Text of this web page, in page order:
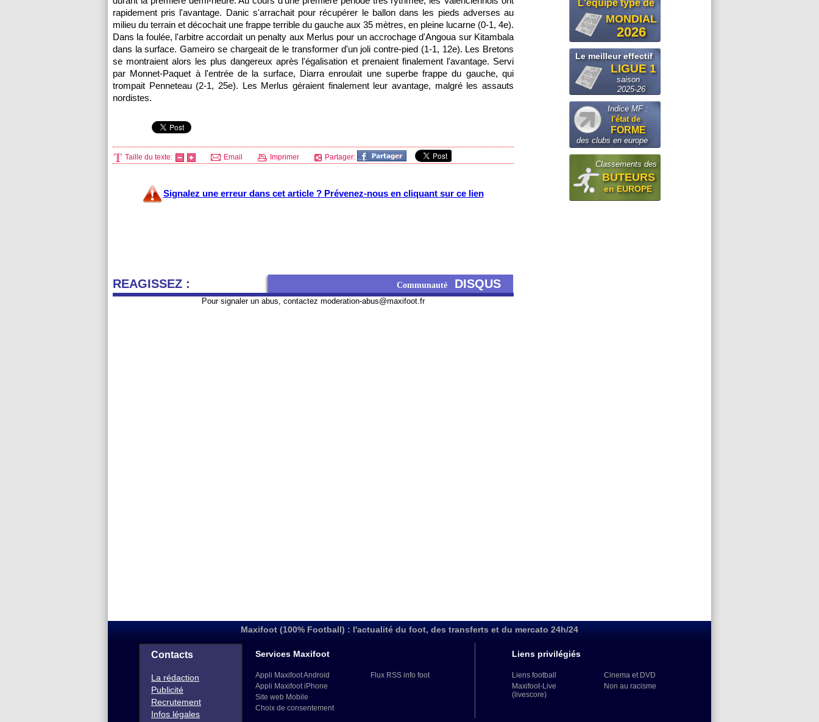
rapidement pris l'avantage. Danic s'arrachait pour récupérer le ballon dans les pieds adverses au
milieu du terrain et décochait une frappe terrible du gauche aux 35 mètres, en pleine lucarne (0-1, 4e).
Dans la foulée, l'arbitre accordait un penalty aux Merlus pour un accrochage d'Angoua sur Kitambala
dans la surface. Gameiro se chargeait de le transformer d'un joli contre-pied (1-1, 12e). Les Bretons
se montraient alors les plus dangereux après l'égalisation et prenaient finalement l'avantage. Servi
par Monnet-Paquet à l'entrée de la surface, Diarra enroulait une superbe frappe du gauche, qui
trompait Penneteau (2-1, 25e). Les Merlus géraient finalement leur avantage, malgré les assauts
nordistes.
Taille du texte: Email Imprimer Partager:
Signalez une erreur dans cet article ? Prévenez-nous en cliquant sur ce lien
REAGISSEZ : Communauté DISQUS
Pour signaler un abus, contactez moderation-abus@maxifoot.fr
L'equipe type de
MONDIAL
2026
Le meilleur effectif
LIGUE 1
saison
2025-26
Indice MF :
l'état de
FORME
des clubs en europe
Classements des
BUTEURS
en EUROPE
Maxifoot (100% Football) : l'actualité du foot, des transferts et du mercato 24h/24
Contacts
La rédaction
Publicité
Recrutement
Infos légales
Services Maxifoot
Appli Maxifoot Android
Appli Maxifoot iPhone
Site web Mobile
Choix de consentement
Flux RSS info foot
Liens privilégiés
Liens football
Maxifoot-Live
(livescore)
Cinema et DVD
Non au racisme